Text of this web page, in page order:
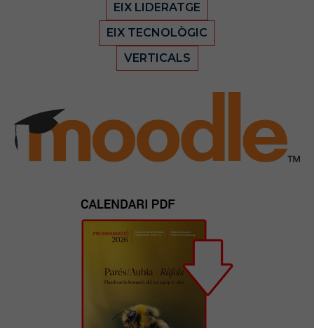
EIX LIDERATGE
EIX TECNOLÒGIC
VERTICALS